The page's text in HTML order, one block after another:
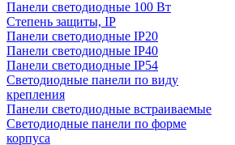
Панели светодиодные 100 Вт
Степень защиты, IP
Панели светодиодные IP20
Панели светодиодные IP40
Панели светодиодные IP54
Светодиодные панели по виду
крепления
Панели светодиодные встраиваемые
Светодиодные панели по форме
корпуса